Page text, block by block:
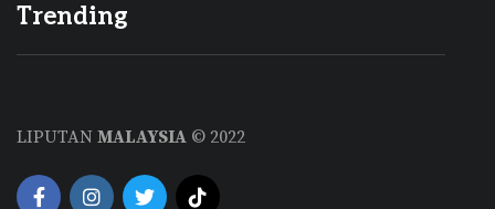
Trending
LIPUTAN MALAYSIA © 2022